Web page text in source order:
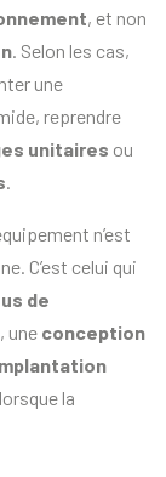
, et non
. Selon les cas,
une
reprendre
unitaires ou
.
n’est
C’est celui qui
de
, une conception
la